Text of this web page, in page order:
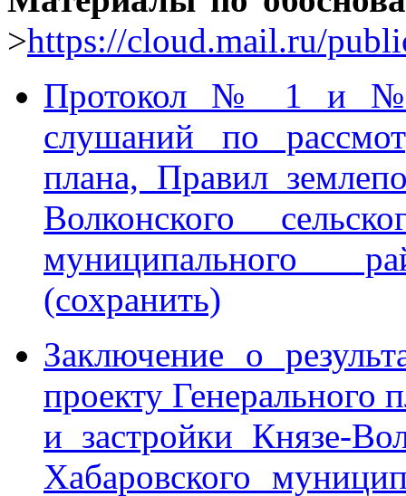
>https://cloud.mail.ru/
Протокол № 1 и №2
слушаний по
плана, Правил
Волконского
муниципального
(сохранить)
Заключение о
проекту Генерального
и застройки Князе-
Хабаровского